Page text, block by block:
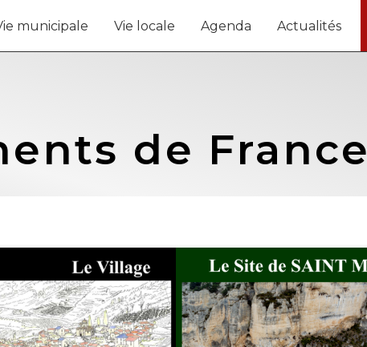
municipale Vie locale Agenda Actualités
de France